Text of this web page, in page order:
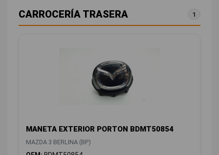
CARROCERÍA TRASERA 1
MANETA EXTERIOR PORTON BDMT50854
MAZDA 3 BERLINA (BP)